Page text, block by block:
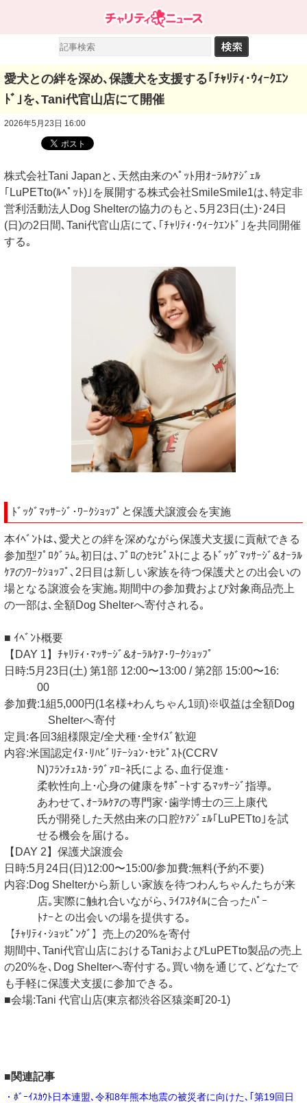
愛犬との絆を深め､保護犬を支援する｢ﾁｬﾘﾃｨ･ｳｨｰｸｴﾝ
ﾄﾞ｣を､Tani代官山店にて開催
2026年5月23日 16:00
株式会社Tani Japanと､天然由来のﾍﾟｯﾄ用ｵｰﾗﾙｹｱｼﾞｪﾙ
｢LuPETto(ﾙﾍﾟｯﾄ)｣を展開する株式会社SmileSmile1は､特定非
営利活動法人Dog Shelterの協力のもと､5月23日(土)･24日
(日)の2日間､Tani代官山店にて､｢ﾁｬﾘﾃｨ･ｳｨｰｸｴﾝﾄﾞ｣を共同開催
する｡
ﾄﾞｯｸﾞﾏｯｻｰｼﾞ･ﾜｰｸｼｮｯﾌﾟと保護犬譲渡会を実施
本ｲﾍﾞﾝﾄは､愛犬との絆を深めながら保護犬支援に貢献できる
参加型ﾌﾟﾛｸﾞﾗﾑ｡初日は､ﾌﾟﾛのｾﾗﾋﾟｽﾄによるﾄﾞｯｸﾞﾏｯｻｰｼﾞ&ｵｰﾗﾙ
ｹｱのﾜｰｸｼｮｯﾌﾟ､2日目は新しい家族を待つ保護犬との出会いの
場となる譲渡会を実施｡期間中の参加費および対象商品売上
の一部は､全額Dog Shelterへ寄付される｡
■ ｲﾍﾞﾝﾄ概要
【DAY 1】ﾁｬﾘﾃｨ･ﾏｯｻｰｼﾞ&ｵｰﾗﾙｹｱ･ﾜｰｸｼｮｯﾌﾟ
日時:5月23日(土) 第1部 12:00〜13:00 / 第2部 15:00〜16:
00
参加費:1組5,000円(1名様+わんちゃん1頭)※収益は全額Dog
Shelterへ寄付
定員:各回3組様限定/全犬種･全ｻｲｽﾞ歓迎
内容:米国認定ｲﾇ･ﾘﾊﾋﾞﾘﾃｰｼｮﾝ･ｾﾗﾋﾟｽﾄ(CCRV
N)ﾌﾗﾝﾁｪｽｶ･ﾗｳﾞｧﾛｰﾈ氏による､血行促進･
柔軟性向上･心身の健康をｻﾎﾟｰﾄするﾏｯｻｰｼﾞ指導｡
あわせて､ｵｰﾗﾙｹｱの専門家･歯学博士の三上康代
氏が開発した天然由来の口腔ｹｱｼﾞｪﾙ｢LuPETto｣を試
せる機会を届ける｡
【DAY 2】保護犬譲渡会
日時:5月24日(日)12:00〜15:00/参加費:無料(予約不要)
内容:Dog Shelterから新しい家族を待つわんちゃんたちが来
店｡実際に触れ合いながら､ﾗｲﾌｽﾀｲﾙに合ったﾊﾟｰ
ﾄﾅｰとの出会いの場を提供する｡
【ﾁｬﾘﾃｨ･ｼｮｯﾋﾟﾝｸﾞ】売上の20%を寄付
期間中､Tani代官山店におけるTaniおよびLuPETto製品の売上
の20%を､Dog Shelterへ寄付する｡買い物を通じて､どなたで
も手軽に保護犬支援に参加できる｡
■会場:Tani 代官山店(東京都渋谷区猿楽町20-1)
■関連記事
・ﾎﾞｰｲｽｶｳﾄ日本連盟､令和8年熊本地震の被災者に向けた､｢第19回日